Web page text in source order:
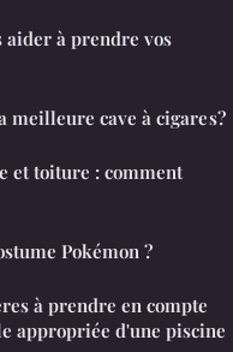
à prendre vos
cave à cigare s?
et toiture : comment
Pokémon ?
à prendre en compte
appropriée d'une piscine